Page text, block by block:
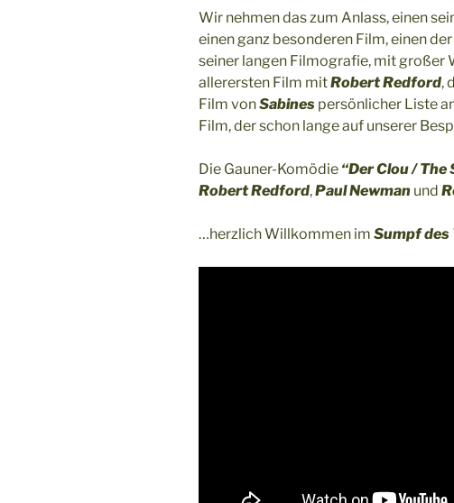
Wir nehmen das zum Anlass, einen
einen ganz besonderen Film, einen
seiner langen Filmografie, mit großer
allerersten Film mitRobert Redford,
Film vonSabines persönlicher Liste
Film, der schon lange auf unserer
Die Gauner-Komödie “Der Clou / The
Robert Redford,Paul Newman und
…herzlich Willkommen im Sumpf des